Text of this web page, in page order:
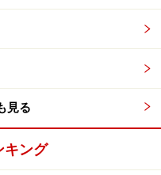
急に自由を手にすると、
リとした虚無感にとら
分は会社にはもはや必
このポッカリ感に大き
見る
キング